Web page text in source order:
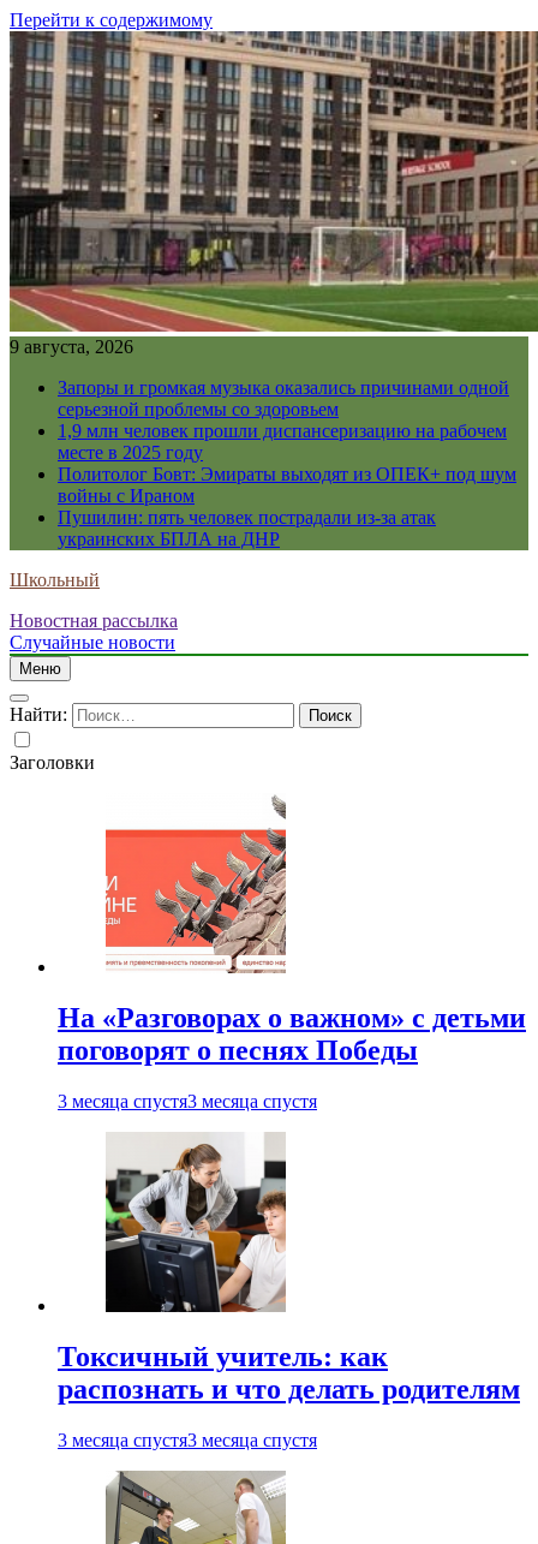
Перейти к содержимому
9 августа, 2026
Запоры и громкая музыка оказались причинами одной
серьезной проблемы со здоровьем
1,9 млн человек прошли диспансеризацию на рабочем
месте в 2025 году
Политолог Бовт: Эмираты выходят из ОПЕК+ под шум
войны с Ираном
Пушилин: пять человек пострадали из-за атак
украинских БПЛА на ДНР
Школьный
Новостная рассылка
Случайные новости
Меню
Найти:
Заголовки
На «Разговорах о важном» с детьми
поговорят о песнях Победы
3 месяца спустя3 месяца спустя
Токсичный учитель: как
распознать и что делать родителям
3 месяца спустя3 месяца спустя